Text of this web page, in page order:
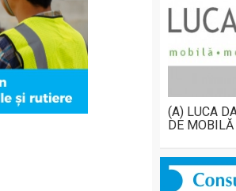
(A) LUCA
DE